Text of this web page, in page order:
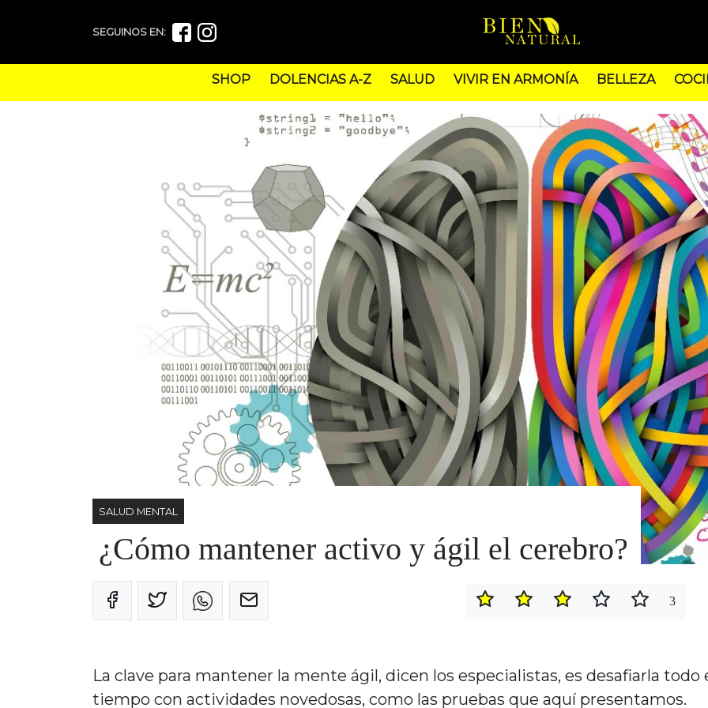
SEGUINOS EN:
SHOP DOLENCIAS A-Z SALUD VIVIR EN ARMONÍA BELLEZA
SALUD MENTAL
¿Cómo mantener activo y ágil el cerebro?
3
La clave para mantener la mente ágil, dicen los especialistas, es desafiarla todo
tiempo con actividades novedosas, como las pruebas que aquí presentamos.